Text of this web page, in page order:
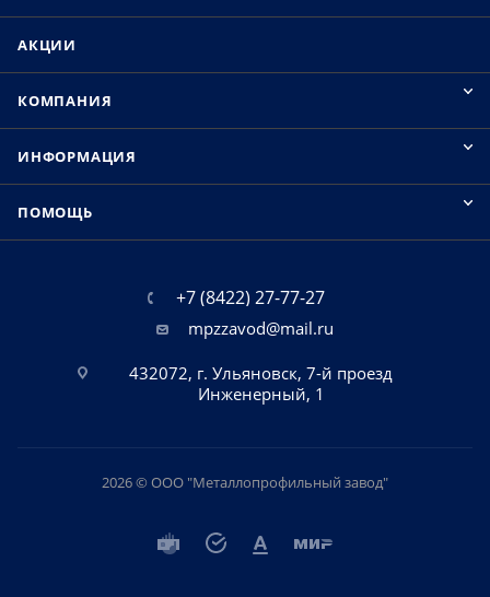
АКЦИИ
КОМПАНИЯ
ИНФОРМАЦИЯ
ПОМОЩЬ
+7 (8422) 27-77-27
mpzzavod@mail.ru
432072, г. Ульяновск, 7-й проезд
Инженерный, 1
2026 © ООО "Металлопрофильный завод"